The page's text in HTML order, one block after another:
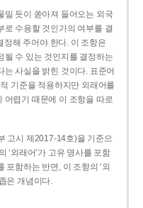
밀 듯이 쏟아져 들어오는 외국
로 수용할 것인가의 여부를 결
정해 주어야 한다. 이 조항은
될 수 있는 것인지를 결정하는
사실을 밝힌 것이다. 표준어
기준을 적용하지만 외래어를
어렵기 때문에 이 조항을 따로
고시 제2017-14호)을 기준으
‘외래어’가 고유 명사를 포함
함하는 반면, 이 조항의 ‘외
은 개념이다.